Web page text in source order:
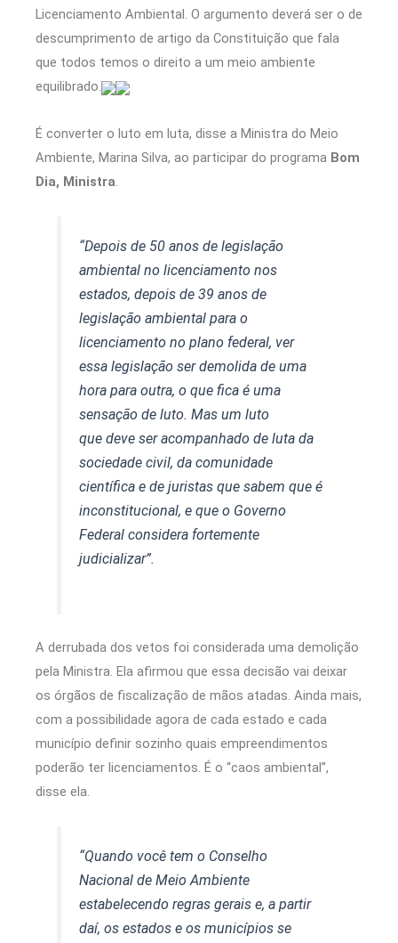
Licenciamento Ambiental. O argumento deverá ser o de
descumprimento de artigo da Constituição que fala
que todos temos o direito a um meio ambiente
equilibrado.
É converter o luto em luta, disse a Ministra do Meio
Ambiente, Marina Silva, ao participar do programa Bom
Dia, Ministra.
“Depois de 50 anos de legislação
ambiental no licenciamento nos
estados, depois de 39 anos de
legislação ambiental para o
licenciamento no plano federal, ver
essa legislação ser demolida de uma
hora para outra, o que fica é uma
sensação de luto. Mas um luto
que deve ser acompanhado de luta da
sociedade civil, da comunidade
científica e de juristas que sabem que é
inconstitucional, e que o Governo
Federal considera fortemente
judicializar”.
A derrubada dos vetos foi considerada uma demolição
pela Ministra. Ela afirmou que essa decisão vai deixar
os órgãos de fiscalização de mãos atadas. Ainda mais,
com a possibilidade agora de cada estado e cada
município definir sozinho quais empreendimentos
poderão ter licenciamentos. É o “caos ambiental”,
disse ela.
“Quando você tem o Conselho
Nacional de Meio Ambiente
estabelecendo regras gerais e, a partir
daí, os estados e os municípios se